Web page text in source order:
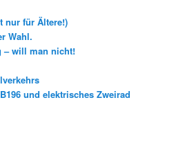
nur für Ältere!)
Wahl.
– will man nicht!
und elektrisches Zweirad